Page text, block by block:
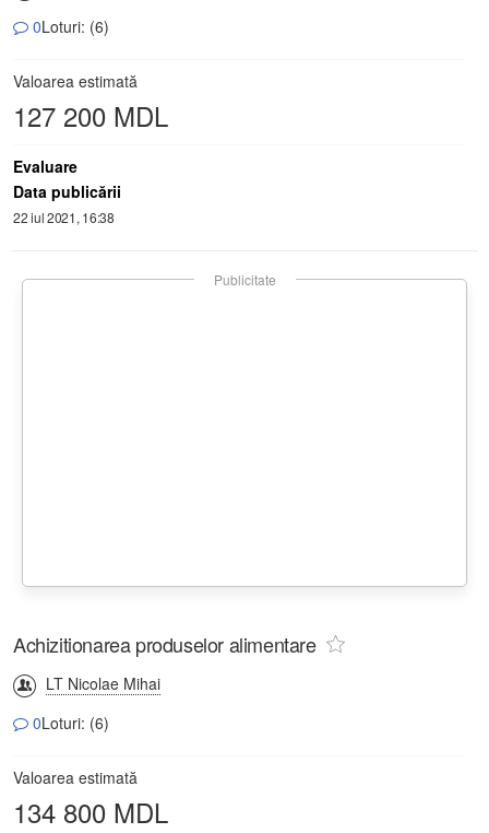
0Loturi: (6)
Valoarea estimată
127 200 MDL
Evaluare
Data publicării
22 iul 2021, 16:38
Publicitate
Achizitionarea produselor alimentare
LT Nicolae Mihai
0Loturi: (6)
Valoarea estimată
134 800 MDL